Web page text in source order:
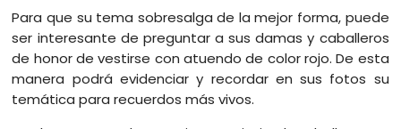
Para que su tema sobresalga de la mejor forma, puede
ser interesante de preguntar a sus damas y caballeros
de honor de vestirse con atuendo de color rojo. De esta
manera podrá evidenciar y recordar en sus fotos su
temática para recuerdos más vivos.